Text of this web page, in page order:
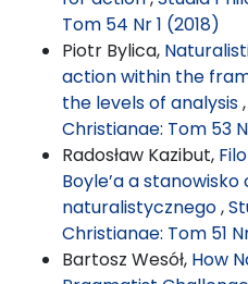
Tom 54 Nr 1 (2018)
Piotr Bylica,
action within the
the levels of analysis,
Christianae: Tom 53
Radosław Kazibut,
Boyle’a a
naturalistycznego,
Christianae: Tom 51
Bartosz Wesół, How